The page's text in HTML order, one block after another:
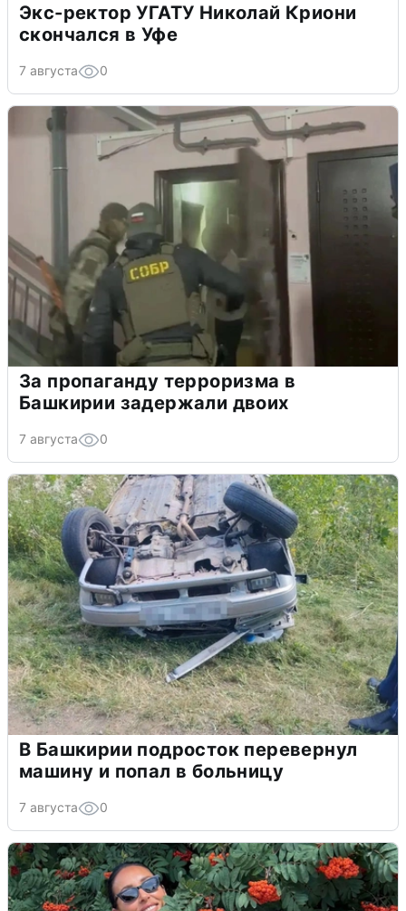
Экс-ректор УГАТУ Николай Криони
скончался в Уфе
7 августа 0
За пропаганду терроризма в
Башкирии задержали двоих
7 августа 0
В Башкирии подросток перевернул
машину и попал в больницу
7 августа 0